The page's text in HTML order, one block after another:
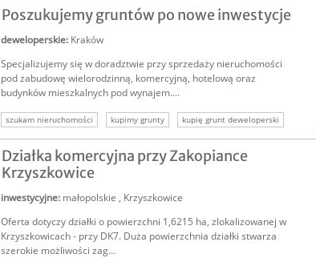
nieruchomość komercyjna
nieruchomość inwestycyjna
Poszukujemy gruntów po nowe inwestycje
deweloperskie: Kraków
Specjalizujemy się w doradztwie przy sprzedaży nieruchomości
pod zabudowę wielorodzinną, komercyjną, hotelową oraz
budynków mieszkalnych pod wynajem....
szukam nieruchomości kupimy grunty
kupię grunt deweloperski
kupimy nieruchomości
nieruchomość deweloperska
Działka komercyjna przy Zakopiance
Krzyszkowice
inwestycyjne: małopolskie , Krzyszkowice
Oferta dotyczy działki o powierzchni 1,6215 ha, zlokalizowanej w
Krzyszkowicach - przy DK7. Duża powierzchnia działki stwarza
szerokie możliwości zag...